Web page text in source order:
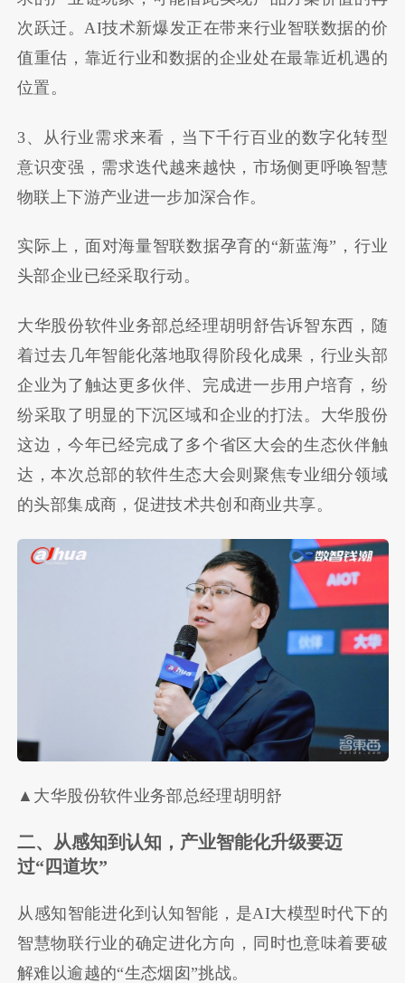
次跃迁。AI技术新爆发正在带来行业智联数据的价
值重估，靠近行业和数据的企业处在最靠近机遇的
位置。
3、从行业需求来看，当下千行百业的数字化转型
意识变强，需求迭代越来越快，市场侧更呼唤智慧
物联上下游产业进一步加深合作。
实际上，面对海量智联数据孕育的“新蓝海”，行业
头部企业已经采取行动。
大华股份软件业务部总经理胡明舒告诉智东西，随
着过去几年智能化落地取得阶段化成果，行业头部
企业为了触达更多伙伴、完成进一步用户培育，纷
纷采取了明显的下沉区域和企业的打法。大华股份
这边，今年已经完成了多个省区大会的生态伙伴触
达，本次总部的软件生态大会则聚焦专业细分领域
的头部集成商，促进技术共创和商业共享。
▲大华股份软件业务部总经理胡明舒
二、从感知到认知，产业智能化升级要迈
过“四道坎”
从感知智能进化到认知智能，是AI大模型时代下的
智慧物联行业的确定进化方向，同时也意味着要破
解难以逾越的“生态烟囱”挑战。